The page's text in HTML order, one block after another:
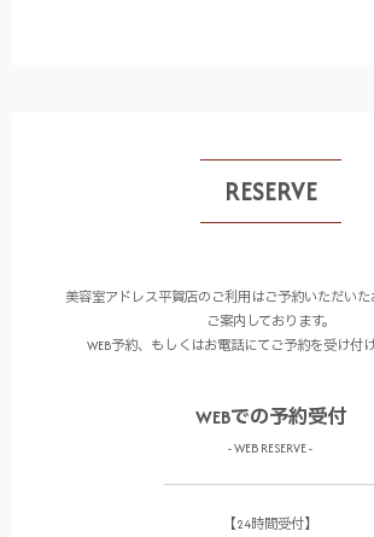
RESERVE
美容室アドレス平賀店のご利用はご予約いただい
ご案内しております。
WEB予約、もしくはお電話にてご予約を受け付け
WEBでの予約受付
- WEB RESERVE -
【24時間受付】